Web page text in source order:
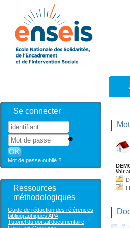
Se connecter
Mot de passe oublié ?
Ressources
méthodologiques
Guide de rédaction des références
bibliographiques APA
Tutoriel du portail documentaire
Voir